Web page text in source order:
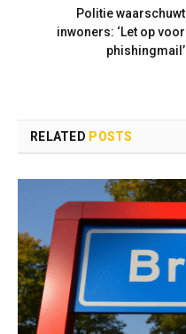
Politie waarschuwt
inwoners: ‘Let op voor
phishingmail’
RELATED POSTS